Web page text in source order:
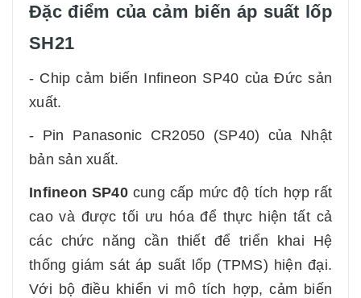
Đặc điểm của cảm biến áp suất lốp
SH21
- Chip cảm biến Infineon SP40 của Đức sản
xuất.
- Pin Panasonic CR2050 (SP40) của Nhật
bản sản xuất.
Infineon SP40cung cấp mức độ tích hợp rất
cao và được tối ưu hóa để thực hiện tất cả
các chức năng cần thiết để triển khai Hệ
thống giám sát áp suất lốp (TPMS) hiện đại.
Với bộ điều khiển vi mô tích hợp, cảm biến